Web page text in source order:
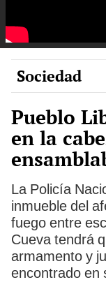
Sociedad
Pueblo
en la
La Policía
inmueble del
fuego entre
Cueva tendrá
armamento y
encontrado en